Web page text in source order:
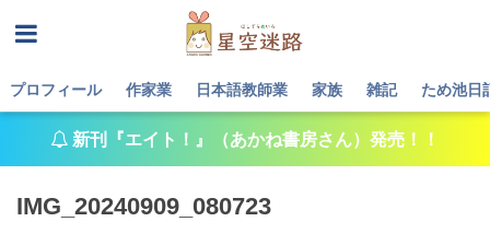
プロフィール 作家業 日本語教師業 家族 雑記 ため池日
新刊『エイト！』（あかね書房さん）発売！！
IMG_20240909_080723